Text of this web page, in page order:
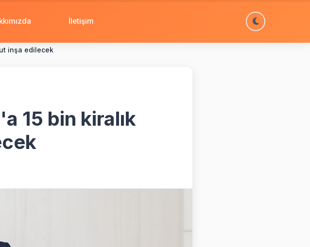
İletişim
inşa edilecek
15 bin kiralık